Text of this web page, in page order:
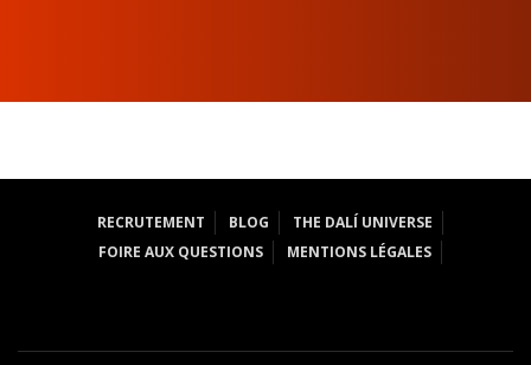
RECRUTEMENT BLOG
THE DALÍ UNIVERSE
FOIRE AUX QUESTIONS
MENTIONS LÉGALES